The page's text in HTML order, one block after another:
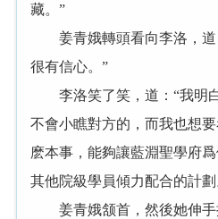
藏。”
姜青娥轉頭看向李洛，道
很有信心。”
李洛笑了笑，道：“我明
不會小瞧對方的，而我也想
麽本事，能夠讓藍淵聖學府
其他院級學員傾力配合的計劃
姜青娥颔首，然後她伸手